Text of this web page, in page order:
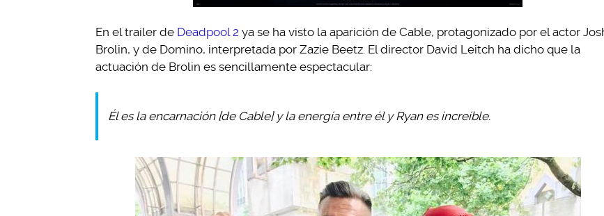
En el trailer de Deadpool 2 ya se ha visto la aparición de Cable, protagonizado por el actor
Brolin, y de Domino, interpretada por Zazie Beetz. El director David Leitch ha dicho que la
actuación de Brolin es sencillamente espectacular:
Él es la encarnación [de Cable] y la energía entre él y Ryan es increíble.